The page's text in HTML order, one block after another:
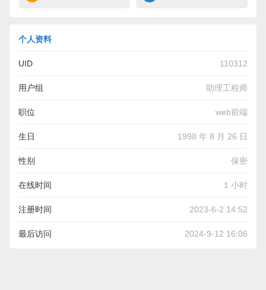
个人资料
UID 110312
用户组 助理工程师
职位 web前端
生日 1998 年 8 月 26 日
性别 保密
在线时间 1 小时
注册时间 2023-6-2 14:52
最后访问 2024-9-12 16:06